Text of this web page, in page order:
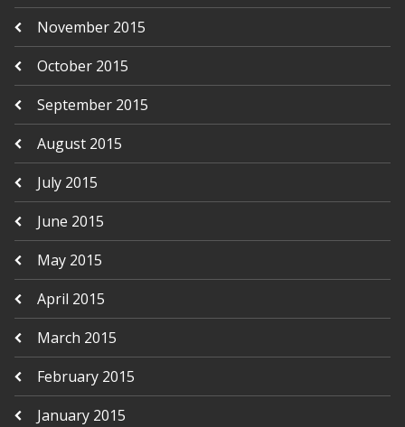
November 2015
October 2015
September 2015
August 2015
July 2015
June 2015
May 2015
April 2015
March 2015
February 2015
January 2015